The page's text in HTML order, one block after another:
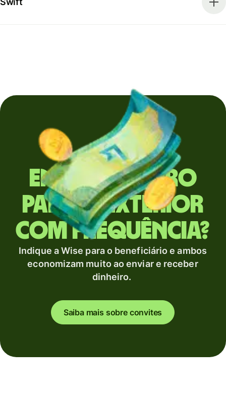
Envia dinheiro
para o exterior
com frequência?
Indique a Wise para o beneficiário e ambos
economizam muito ao enviar e receber
dinheiro.
Saiba mais sobre convites